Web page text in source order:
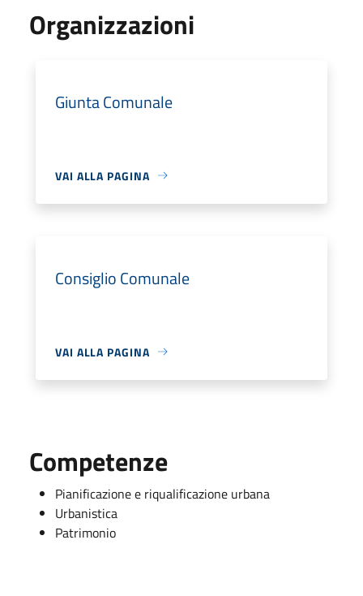
Organizzazioni
Giunta Comunale
VAI ALLA PAGINA
Consiglio Comunale
VAI ALLA PAGINA
Competenze
Pianificazione e riqualificazione urbana
Urbanistica
Patrimonio